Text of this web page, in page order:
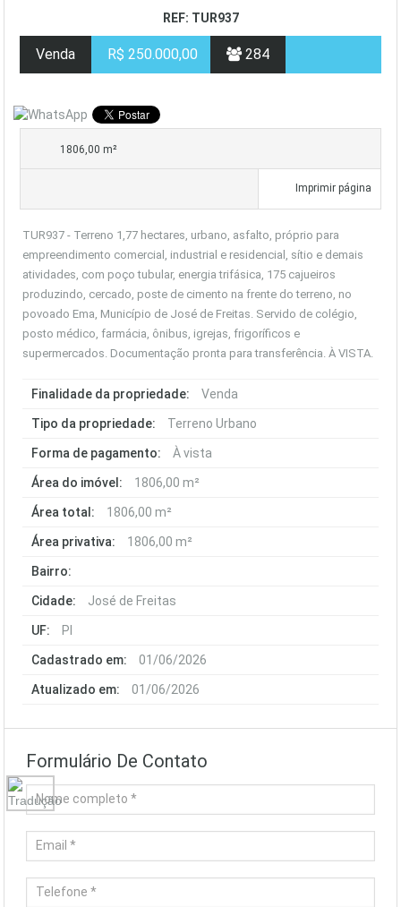
REF: TUR937
Venda R$ 250.000,00 284
1806,00 m²
Imprimir página
TUR937 - Terreno 1,77 hectares, urbano, asfalto, próprio para
empreendimento comercial, industrial e residencial, sítio e demais
atividades, com poço tubular, energia trifásica, 175 cajueiros
produzindo, cercado, poste de cimento na frente do terreno, no
povoado Ema, Município de José de Freitas. Servido de colégio,
posto médico, farmácia, ônibus, igrejas, frigoríficos e
supermercados. Documentação pronta para transferência. À VISTA.
Finalidade da propriedade: Venda
Tipo da propriedade: Terreno Urbano
Forma de pagamento: À vista
Área do imóvel: 1806,00 m²
Área total: 1806,00 m²
Área privativa: 1806,00 m²
Bairro:
Cidade: José de Freitas
UF: PI
Cadastrado em: 01/06/2026
Atualizado em: 01/06/2026
Formulário De Contato